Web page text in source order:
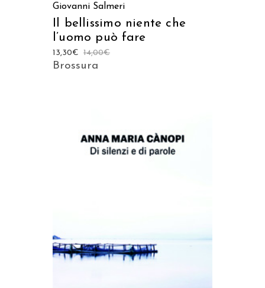
Giovanni Salmeri
Il bellissimo niente che
l’uomo può fare
14,00€
13,30€
Brossura